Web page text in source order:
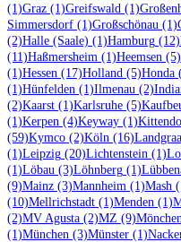
(1)Graz (1)Greifswald (1)
Simmersdorf (1)Großschönau (1)
(2)Halle (Saale) (1)Hamburg (12)
(11)Haßmersheim (1)Heemsen (5)
(1)Hessen (17)Holland (5)Honda
(1)Hünfelden (1)Ilmenau (2)
(2)Kaarst (1)Karlsruhe (5)
(1)Kerpen (4)Keyway (1)
(59)Kymco (2)Köln (16)
(1)Leipzig (20)Lichtenstein (1)
(1)Löbau (3)Löhnberg (1)
(9)Mainz (3)Mannheim (1)Mash
(10)Mellrichstadt (1)Menden (1)
(2)MV Agusta (2)MZ (9)
(1)München (3)Münster (1)